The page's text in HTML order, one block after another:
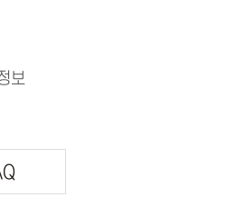
보